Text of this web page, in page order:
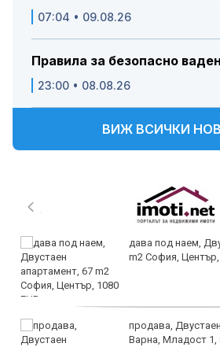
07:04 • 09.08.26
Правила за безопасно
23:00 • 08.08.26
ВИЖ ВСИЧКИ
дава под наем,
m2 София, Център,
продава,
Варна, Младост 1,